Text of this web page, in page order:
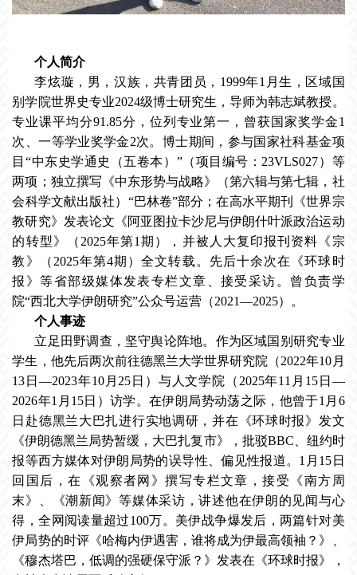
个人简介
李炫璇，男，汉族，共青团员，1999年1月生，区域国
别学院世界史专业2024级博士研究生，导师为韩志斌教授。
专业课平均分91.85分，位列专业第一，曾获国家奖学金1
次、一等学业奖学金2次。博士期间，参与国家社科基金项
目“中东史学通史（五卷本）”（项目编号：23VLS027）等
两项；独立撰写《中东形势与战略》（第六辑与第七辑，社
会科学文献出版社）“巴林卷”部分；在高水平期刊《世界宗
教研究》发表论文《阿亚图拉卡沙尼与伊朗什叶派政治运动
的转型》（2025年第1期），并被人大复印报刊资料《宗
教》（2025年第4期）全文转载。先后十余次在《环球时
报》等省部级媒体发表专栏文章、接受采访。曾负责学
院“西北大学伊朗研究”公众号运营（2021—2025）。
个人事迹
立足田野调查，坚守舆论阵地。作为区域国别研究专业
学生，他先后两次前往德黑兰大学世界研究院（2022年10月
13日—2023年10月25日）与人文学院（2025年11月15日—
2026年1月15日）访学。在伊朗局势动荡之际，他曾于1月6
日赴德黑兰大巴扎进行实地调研，并在《环球时报》发文
《伊朗德黑兰局势暂缓，大巴扎复市》，批驳BBC、纽约时
报等西方媒体对伊朗局势的误导性、偏见性报道。1月15日
回国后，在《观察者网》撰写专栏文章，接受《南方周
末》、《潮新闻》等媒体采访，讲述他在伊朗的见闻与心
得，全网阅读量超过100万。美伊战争爆发后，两篇针对美
伊局势的时评《哈梅内伊遇害，谁将成为伊最高领袖？》、
《穆杰塔巴，低调的强硬保守派？》发表在《环球时报》，